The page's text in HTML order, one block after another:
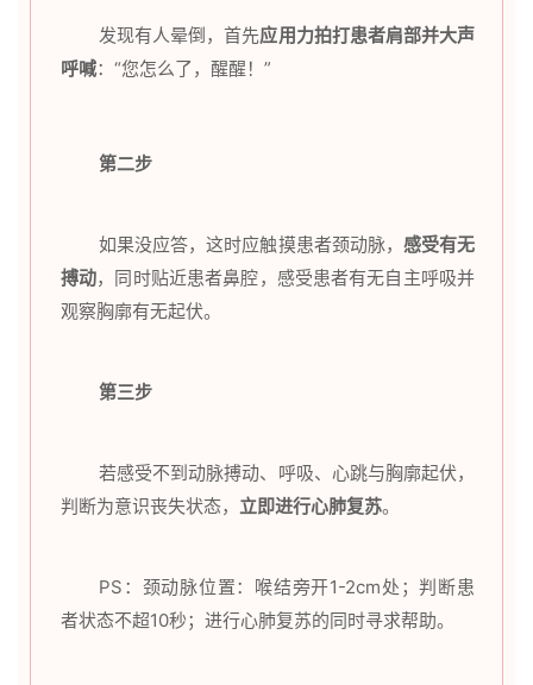
发现有人晕倒，首先应用力拍打患者肩部并大声
呼喊：“您怎么了，醒醒！”
第二步
如果没应答，这时应触摸患者颈动脉， 感受有无
搏动，同时贴近患者鼻腔，感受患者有无自主呼吸并
观察胸廓有无起伏。
第三步
若感受不到动脉搏动、呼吸、心跳与胸廓起伏，
判断为意识丧失状态， 立即进行心肺复苏。
PS：颈动脉位置：喉结旁开1-2cm处；判断患
者状态不超10秒；进行心肺复苏的同时寻求帮助。